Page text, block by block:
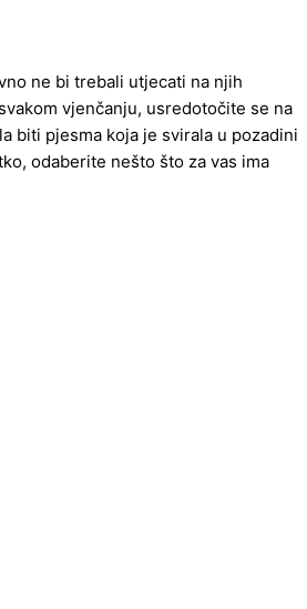
ne bi trebali utjecati na njih
vjenčanju, usredotočite se na
biti pjesma koja je svirala u pozadini
odaberite nešto što za vas ima